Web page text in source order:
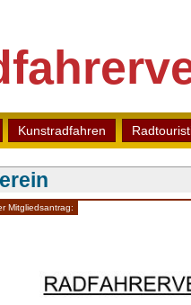
Kunstradfahren
Mitgliedsantrag: